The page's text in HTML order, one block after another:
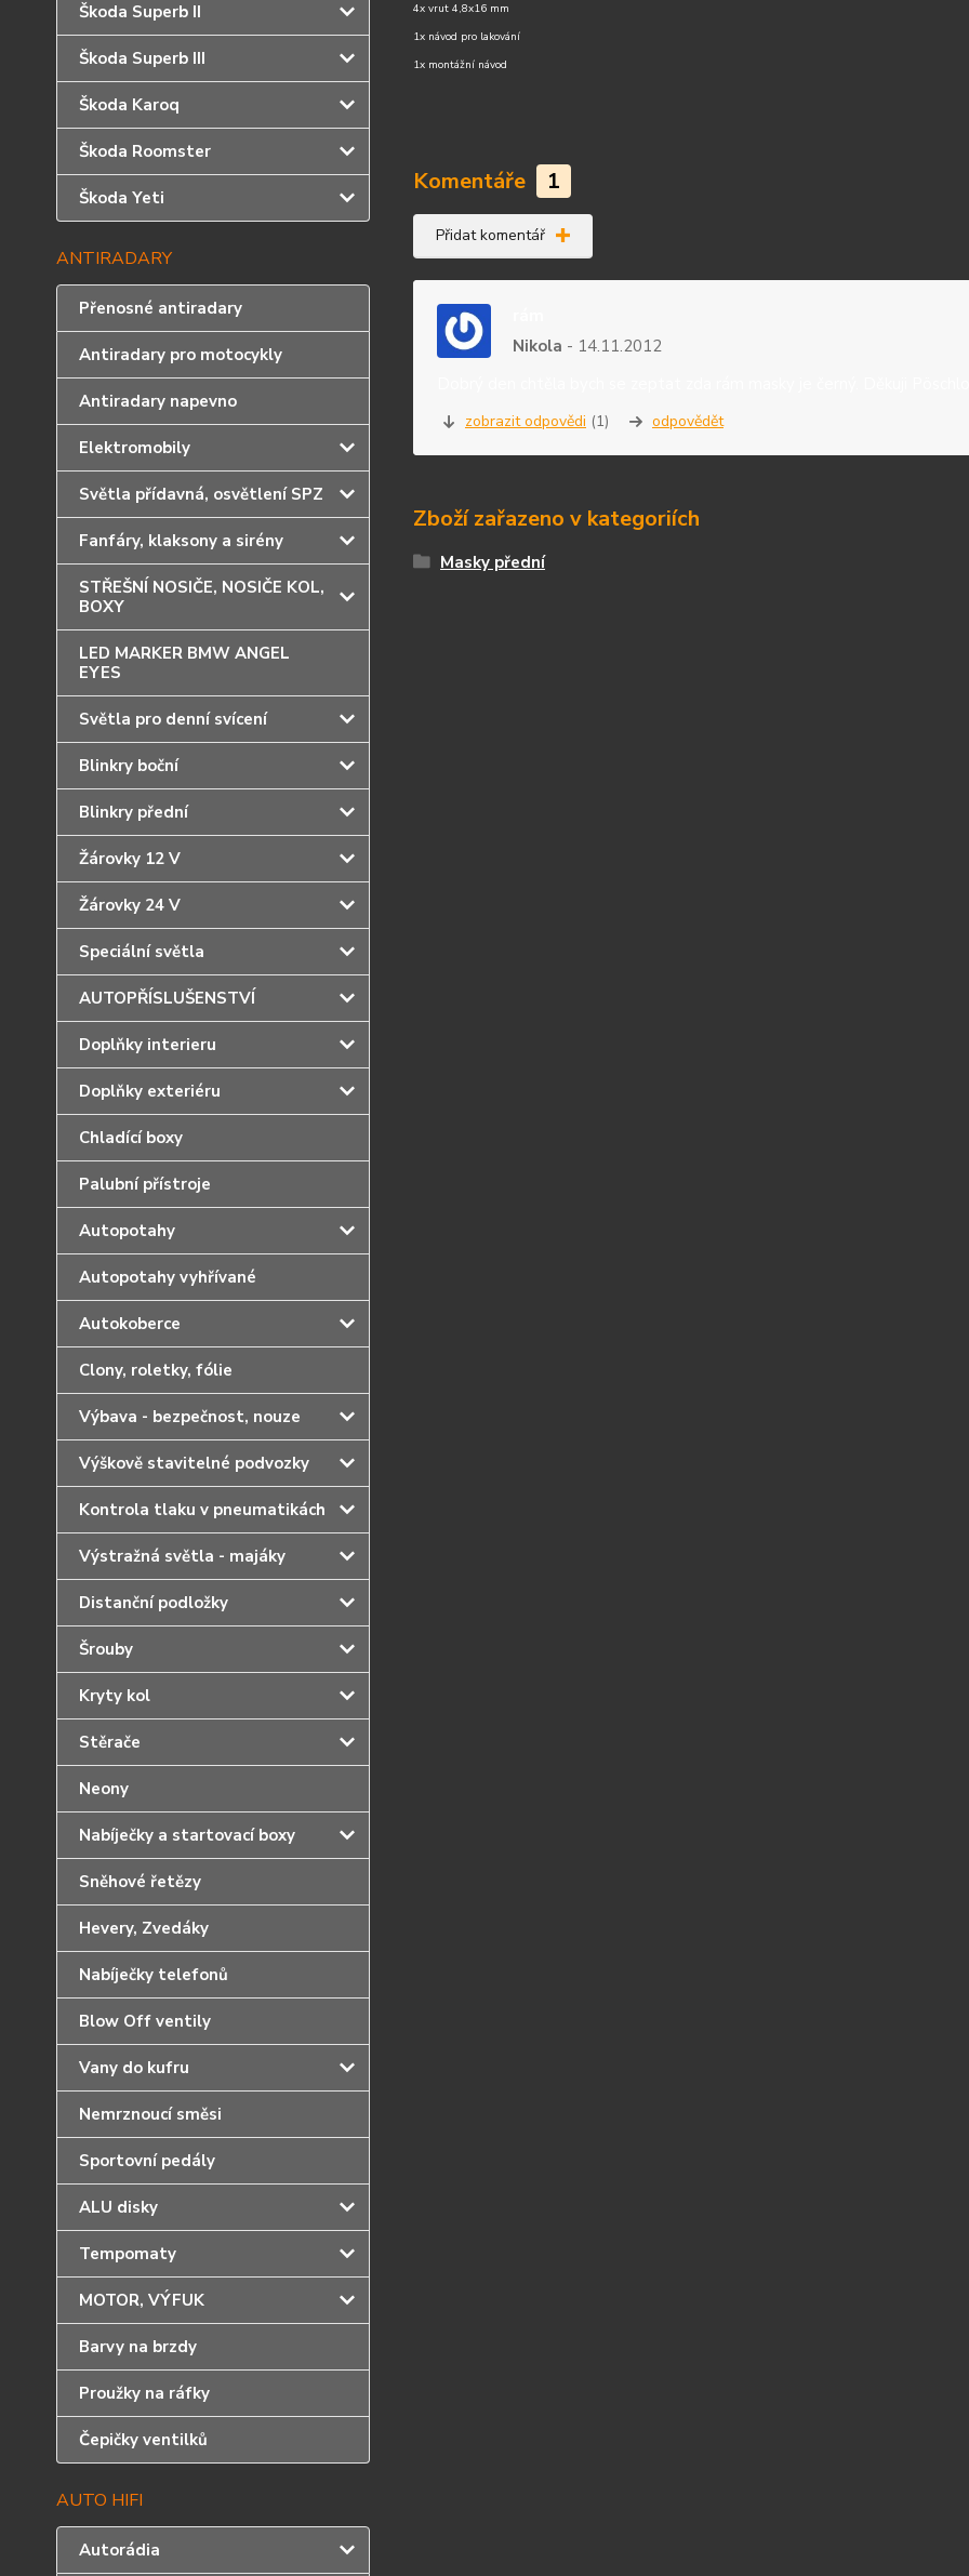
Škoda Superb II
Škoda Superb III
Škoda Karoq
Škoda Roomster
Škoda Yeti
ANTIRADARY
Přenosné antiradary
Antiradary pro motocykly
Antiradary napevno
Elektromobily
Světla přídavná, osvětlení SPZ
Fanfáry, klaksony a sirény
STŘEŠNÍ NOSIČE, NOSIČE KOL,
BOXY
LED MARKER BMW ANGEL
EYES
Světla pro denní svícení
Blinkry boční
Blinkry přední
Žárovky 12 V
Žárovky 24 V
Speciální světla
AUTOPŘÍSLUŠENSTVÍ
Doplňky interieru
Doplňky exteriéru
Chladící boxy
Palubní přístroje
Autopotahy
Autopotahy vyhřívané
Autokoberce
Clony, roletky, fólie
Výbava - bezpečnost, nouze
Výškově stavitelné podvozky
Kontrola tlaku v pneumatikách
Výstražná světla - majáky
Distanční podložky
Šrouby
Kryty kol
Stěrače
Neony
Nabíječky a startovací boxy
Sněhové řetězy
Hevery, Zvedáky
Nabíječky telefonů
Blow Off ventily
Vany do kufru
Nemrznoucí směsi
Sportovní pedály
ALU disky
Tempomaty
MOTOR, VÝFUK
Barvy na brzdy
Proužky na ráfky
Čepičky ventilků
AUTO HIFI
Autorádia
4x vrut 4,8x16 mm
1x návod pro lakování
1x montážní návod
Komentáře 1
Přidat komentář
Nikola
14.11.2012
zobrazit odpovědi (1) odpovědět
Zboží zařazeno v kategoriích
Masky přední